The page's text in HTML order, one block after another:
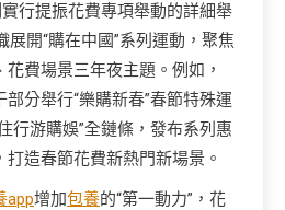
實行提振花費專項舉動的詳細舉
展開“購在中國”系列運動，聚焦
費場景三年夜主題。例如，
分舉行“樂購新春”春節特殊運
行游購娛”全鏈條，發布系列惠
造春節花費新熱門新場景。
app增加包養的“第一動力”，花